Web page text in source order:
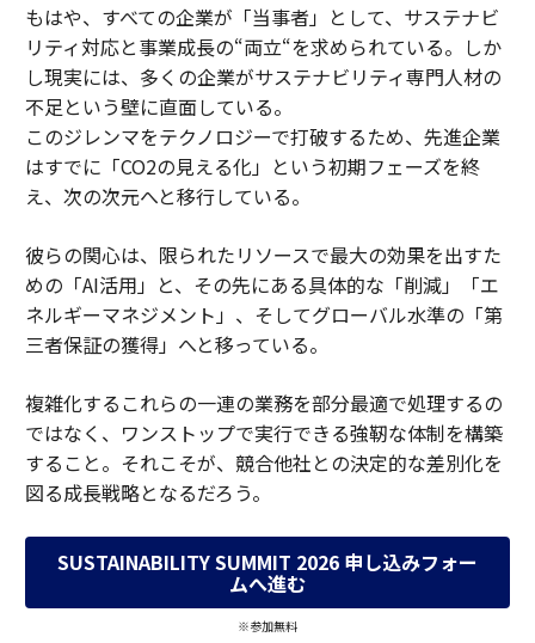
もはや、すべての企業が「当事者」として、サステナビ
リティ対応と事業成長の“両立“を求められている。しか
し現実には、多くの企業がサステナビリティ専門人材の
不足という壁に直面している。
このジレンマをテクノロジーで打破するため、先進企業
はすでに「CO2の見える化」という初期フェーズを終
え、次の次元へと移行している。
彼らの関心は、限られたリソースで最大の効果を出すた
めの「AI活用」と、その先にある具体的な「削減」「エ
ネルギーマネジメント」、そしてグローバル水準の「第
三者保証の獲得」へと移っている。
複雑化するこれらの一連の業務を部分最適で処理するの
ではなく、ワンストップで実行できる強靭な体制を構築
すること。それこそが、競合他社との決定的な差別化を
図る成長戦略となるだろう。
SUSTAINABILITY SUMMIT 2026 申し込みフォー
ムへ進む
※参加無料